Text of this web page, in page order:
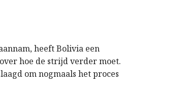
heeft Bolivia een
hoe de strijd verder moet.
om nogmaals het proces